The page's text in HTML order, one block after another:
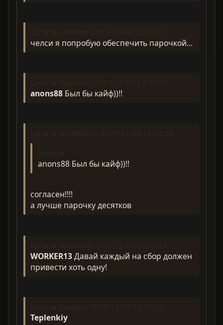
челси я попробую обеспечить парочкой...
anons88 Был бы кайф))!!
anons88 Был бы кайф))!!
согласен!!!!
а лучше парочку десятков
WORKER13Давай каждый на сбор должен
привести хоть одну!
Teplenkiy